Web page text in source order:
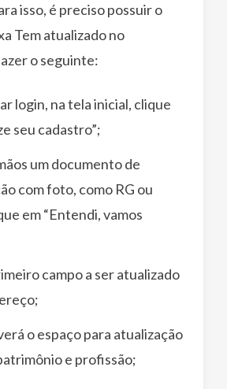
isso, é preciso possuir o
Tem atualizado no
o seguinte:
login, na tela inicial, clique
seu cadastro”;
um documento de
com foto, como RG ou
em “Entendi, vamos
campo a ser atualizado
o espaço para atualização
e profissão;